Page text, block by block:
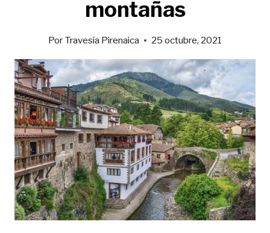
montañas
Por Travesía Pirenaica 25 octubre, 2021